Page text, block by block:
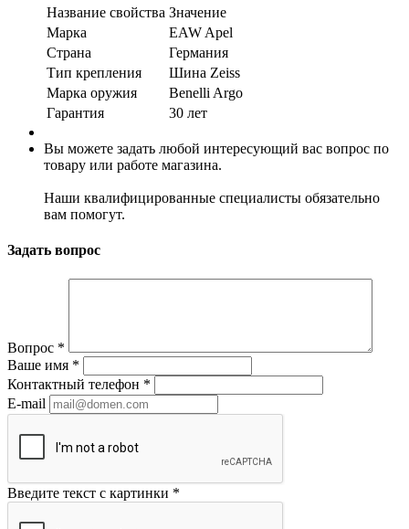
Название свойства Значение
Марка
EAW Apel
Страна
Германия
Тип крепления
Шина Zeiss
Марка оружия
Benelli Argo
Гарантия
30 лет
Вы можете задать любой интересующий вас вопрос по
товару или работе магазина.
Наши квалифицированные специалисты обязательно
вам помогут.
Задать вопрос
Вопрос *
Ваше имя *
Контактный телефон *
E-mail
Введите текст с картинки *